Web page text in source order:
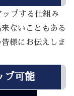
プする仕組み
ないこともある
様にお伝えしま
プ可能